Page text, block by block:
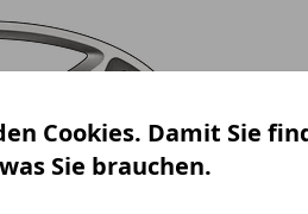
Cookies. Damit Sie
was Sie brauchen.